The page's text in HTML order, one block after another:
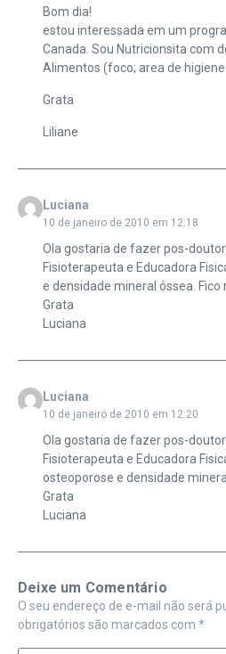
Bom dia!
estou interessada em um
Canada. Sou Nutricionsita com
Alimentos (foco; area de
Grata
Liliane
Luciana
10 de janeiro de 2010 em 12:18
Ola gostaria de fazer pos-
Fisioterapeuta e Educadora
e densidade mineral óssea. Fico
Grata
Luciana
Luciana
10 de janeiro de 2010 em 12:20
Ola gostaria de fazer pos-
Fisioterapeuta e Educadora
osteoporose e densidade
Grata
Luciana
Deixe um Comentário
O seu endereço de e-mail não será
obrigatórios são marcados com *